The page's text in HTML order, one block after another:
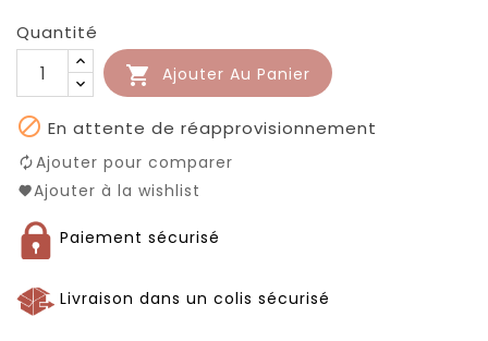
Quantité
 Ajouter Au Panier
 En attente de réapprovisionnement
Ajouter pour comparer
Ajouter à la wishlist
Paiement sécurisé
Livraison dans un colis sécurisé